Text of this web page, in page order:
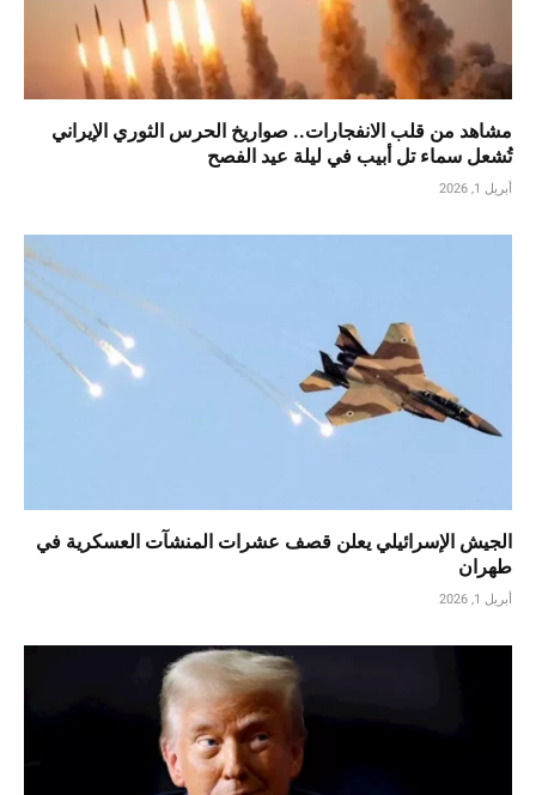
مشاهد من قلب الانفجارات.. صواريخ الحرس الثوري الإيراني
تُشعل سماء تل أبيب في ليلة عيد الفصح
أبريل 1, 2026
الجيش الإسرائيلي يعلن قصف عشرات المنشآت العسكرية في
طهران
أبريل 1, 2026